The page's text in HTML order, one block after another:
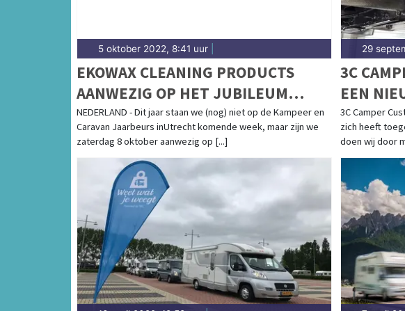
5 oktober 2022, 8:41 uur
EKOWAX CLEANING PRODUCTS
AANWEZIG OP HET JUBILEUM
WEEKEND VAN
CAMPERCLUBNEDERLAND
NEDERLAND - Dit jaar staan we (nog) niet op de Kampeer en
Caravan Jaarbeurs inUtrecht komende week, maar zijn we
zaterdag 8 oktober aanwezig op [...]
29
3C
EEN
3C Camper
zich heeft
doen wij door